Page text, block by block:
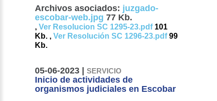
Archivos asociados: juzgado-
escobar-web.jpg 77 Kb.
,Ver Resolucion SC 1295-23.pdf101
Kb. ,Ver Resolución SC 1296-23.pdf99
Kb.
05-06-2023 |SERVICIO
Inicio de actividades de
organismos judiciales en Escobar